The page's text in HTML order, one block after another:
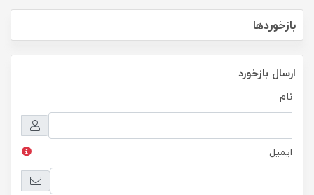
بازخوردها
ارسال بازخورد
نام
ایمیل